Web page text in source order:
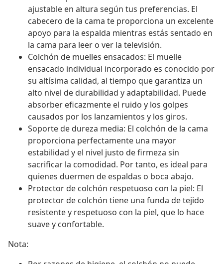
ajustable en altura según tus preferencias. El
cabecero de la cama te proporciona un excelente
apoyo para la espalda mientras estás sentado en
la cama para leer o ver la televisión.
Colchón de muelles ensacados: El muelle
ensacado individual incorporado es conocido por
su altísima calidad, al tiempo que garantiza un
alto nivel de durabilidad y adaptabilidad. Puede
absorber eficazmente el ruido y los golpes
causados por los lanzamientos y los giros.
Soporte de dureza media: El colchón de la cama
proporciona perfectamente una mayor
estabilidad y el nivel justo de firmeza sin
sacrificar la comodidad. Por tanto, es ideal para
quienes duermen de espaldas o boca abajo.
Protector de colchón respetuoso con la piel: El
protector de colchón tiene una funda de tejido
resistente y respetuoso con la piel, que lo hace
suave y confortable.
Nota: